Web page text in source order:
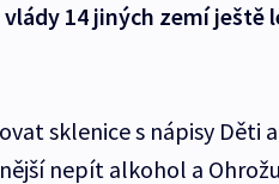
vlády 14 jiných zemí
sklenice s nápisy Děti
nepít alkohol a